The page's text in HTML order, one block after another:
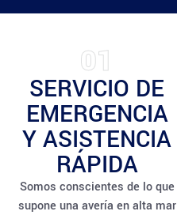
01
SERVICIO DE
EMERGENCIA
Y ASISTENCIA
RÁPIDA
Somos conscientes de lo que
supone una avería en alta mar